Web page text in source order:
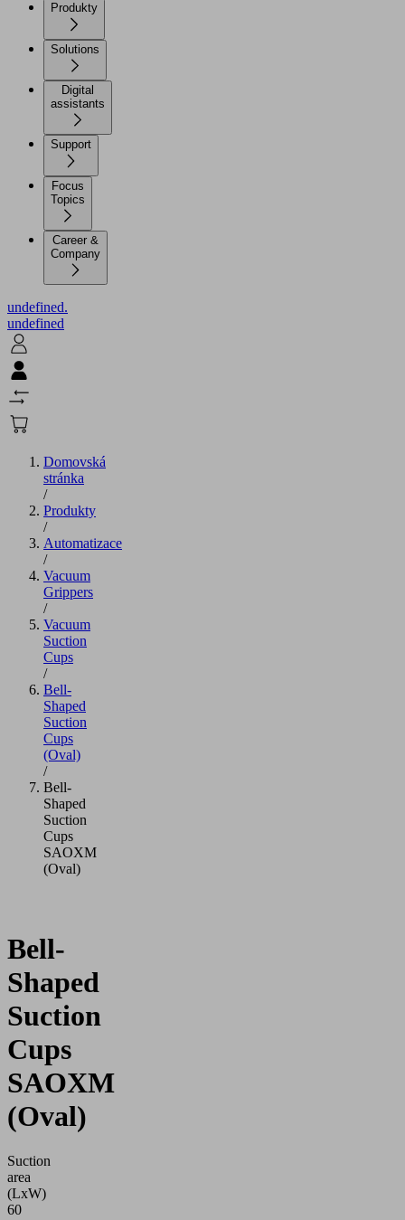
Produkty
Solutions
Digital
assistants
Support
Focus
Topics
Career &
Company
undefined.
undefined
Domovská
stránka
/
Produkty
/
Automatizace
/
Vacuum
Grippers
/
Vacuum
Suction
Cups
/
Bell-
Shaped
Suction
Cups
(Oval)
/
Bell-
Shaped
Suction
Cups
SAOXM
(Oval)
Bell-
Shaped
Suction
Cups
SAOXM
(Oval)
Suction
area
(LxW)
60